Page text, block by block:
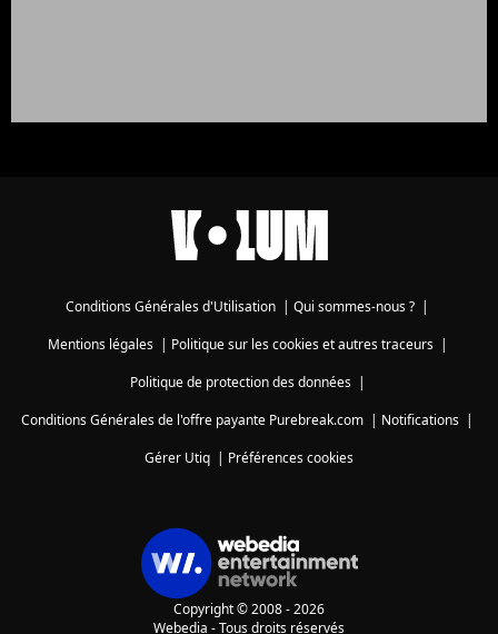
Conditions Générales d'Utilisation | Qui sommes-nous ? |
Mentions légales| Politique sur les cookies et autres traceurs|
Politique de protection des données|
Conditions Générales de l'offre payante Purebreak.com | Notifications |
Gérer Utiq | Préférences cookies
Copyright © 2008 - 2026
Webedia - Tous droits réservés